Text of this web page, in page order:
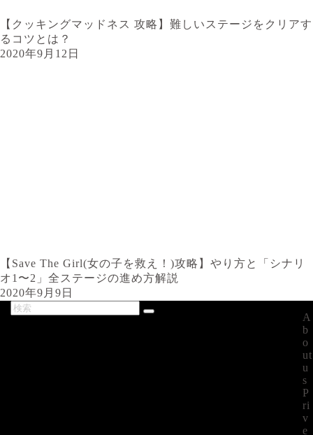
【クッキングマッドネス 攻略】難しいステージをクリアす
るコツとは？
2020年9月12日
【Save The Girl(女の子を救え！)攻略】やり方と「シナリ
オ1〜2」全ステージの進め方解説
2020年9月9日
A
b
o
ut
u
s
P
ri
v
e